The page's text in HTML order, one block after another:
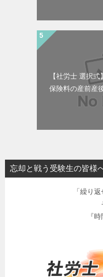
【社労士 選択
保険料の産前産
忘却と戦う受験生の皆様
「繰り
『